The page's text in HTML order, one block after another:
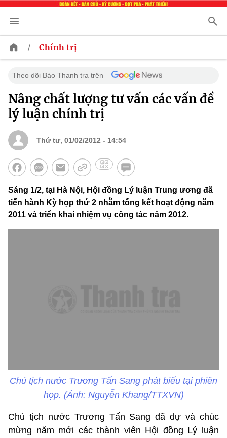
/ Chính trị
Theo dõi Báo Thanh tra trên
Nâng chất lượng tư vấn các vấn đề
lý luận chính trị
Thứ tư, 01/02/2012 - 14:54
Sáng 1/2, tại Hà Nội, Hội đồng Lý luận Trung ương đã
tiến hành Kỳ họp thứ 2 nhằm tổng kết hoạt động năm
2011 và triển khai nhiệm vụ công tác năm 2012.
Chủ tịch nước Trương Tấn Sang phát biểu tại phiên
họp. (Ảnh: Nguyễn Khang/TTXVN)
Chủ tịch nước Trương Tấn Sang đã dự và chúc
mừng năm mới các thành viên Hội đồng Lý luận